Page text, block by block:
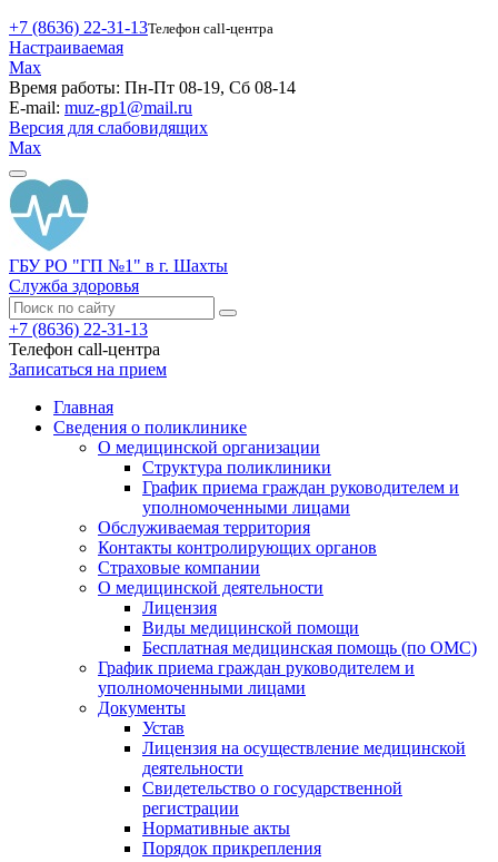
+7 (8636) 22-31-13Телефон call-центра
Настраиваемая
Max
Время работы: Пн-Пт 08-19, Сб 08-14
E-mail: muz-gp1@mail.ru
Версия для слабовидящих
Max
ГБУ РО "ГП №1" в г. Шахты
Служба здоровья
+7 (8636) 22-31-13
Телефон call-центра
Записаться на прием
Главная
Сведения о поликлинике
О медицинской организации
Структура поликлиники
График приема граждан руководителем и
уполномоченными лицами
Обслуживаемая территория
Контакты контролирующих органов
Страховые компании
О медицинской деятельности
Лицензия
Виды медицинской помощи
Бесплатная медицинская помощь (по ОМС)
График приема граждан руководителем и
уполномоченными лицами
Документы
Устав
Лицензия на осуществление медицинской
деятельности
Свидетельство о государственной
регистрации
Нормативные акты
Порядок прикрепления